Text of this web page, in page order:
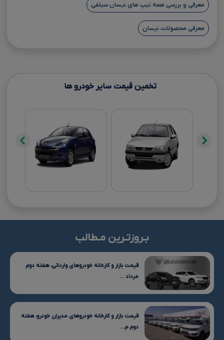
معرفی و بررسی همه تیپ های نیسان سیلفی
معرفی محصولات نیسان
تخمین قیمت سایر خودرو ها
بـروزتـرین مـطالب
قیمت بازار و کارخانه خودروهای وارداتی، هفته دوم
مرداد ...
قیمت بازار و کارخانه خودروهای مدیران خودرو، هفته
دوم م...